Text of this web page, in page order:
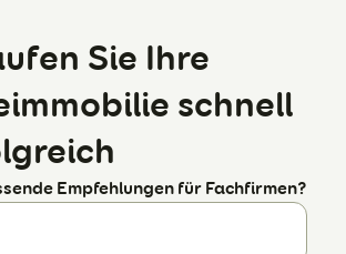
Sie Ihre
schnell
Empfehlungen für Fachfirmen?